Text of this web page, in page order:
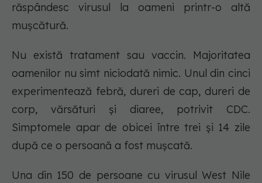
răspândesc virusul la oameni printr-o altă
mușcătură.
Nu există tratament sau vaccin. Majoritatea
oamenilor nu simt niciodată nimic. Unul din cinci
experimentează febră, dureri de cap, dureri de
corp, vărsături și diaree, potrivit CDC.
Simptomele apar de obicei între trei și 14 zile
după ce o persoană a fost mușcată.
Una din 150 de persoane cu virusul West Nile